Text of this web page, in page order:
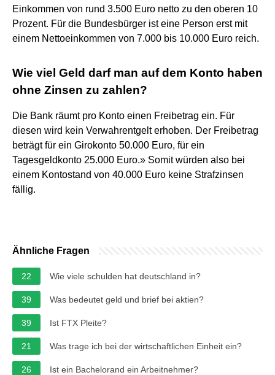
Einkommen von rund 3.500 Euro netto zu den oberen 10
Prozent. Für die Bundesbürger ist eine Person erst mit
einem Nettoeinkommen von 7.000 bis 10.000 Euro reich.
Wie viel Geld darf man auf dem Konto haben
ohne Zinsen zu zahlen?
Die Bank räumt pro Konto einen Freibetrag ein. Für
diesen wird kein Verwahrentgelt erhoben. Der Freibetrag
beträgt für ein Girokonto 50.000 Euro, für ein
Tagesgeldkonto 25.000 Euro.» Somit würden also bei
einem Kontostand von 40.000 Euro keine Strafzinsen
fällig.
Ähnliche Fragen
22 Wie viele schulden hat deutschland in?
39 Was bedeutet geld und brief bei aktien?
39 Ist FTX Pleite?
21 Was trage ich bei der wirtschaftlichen Einheit ein?
26 Ist ein Bachelorand ein Arbeitnehmer?